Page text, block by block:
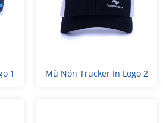
1 Mũ Nón Trucker In Logo 2